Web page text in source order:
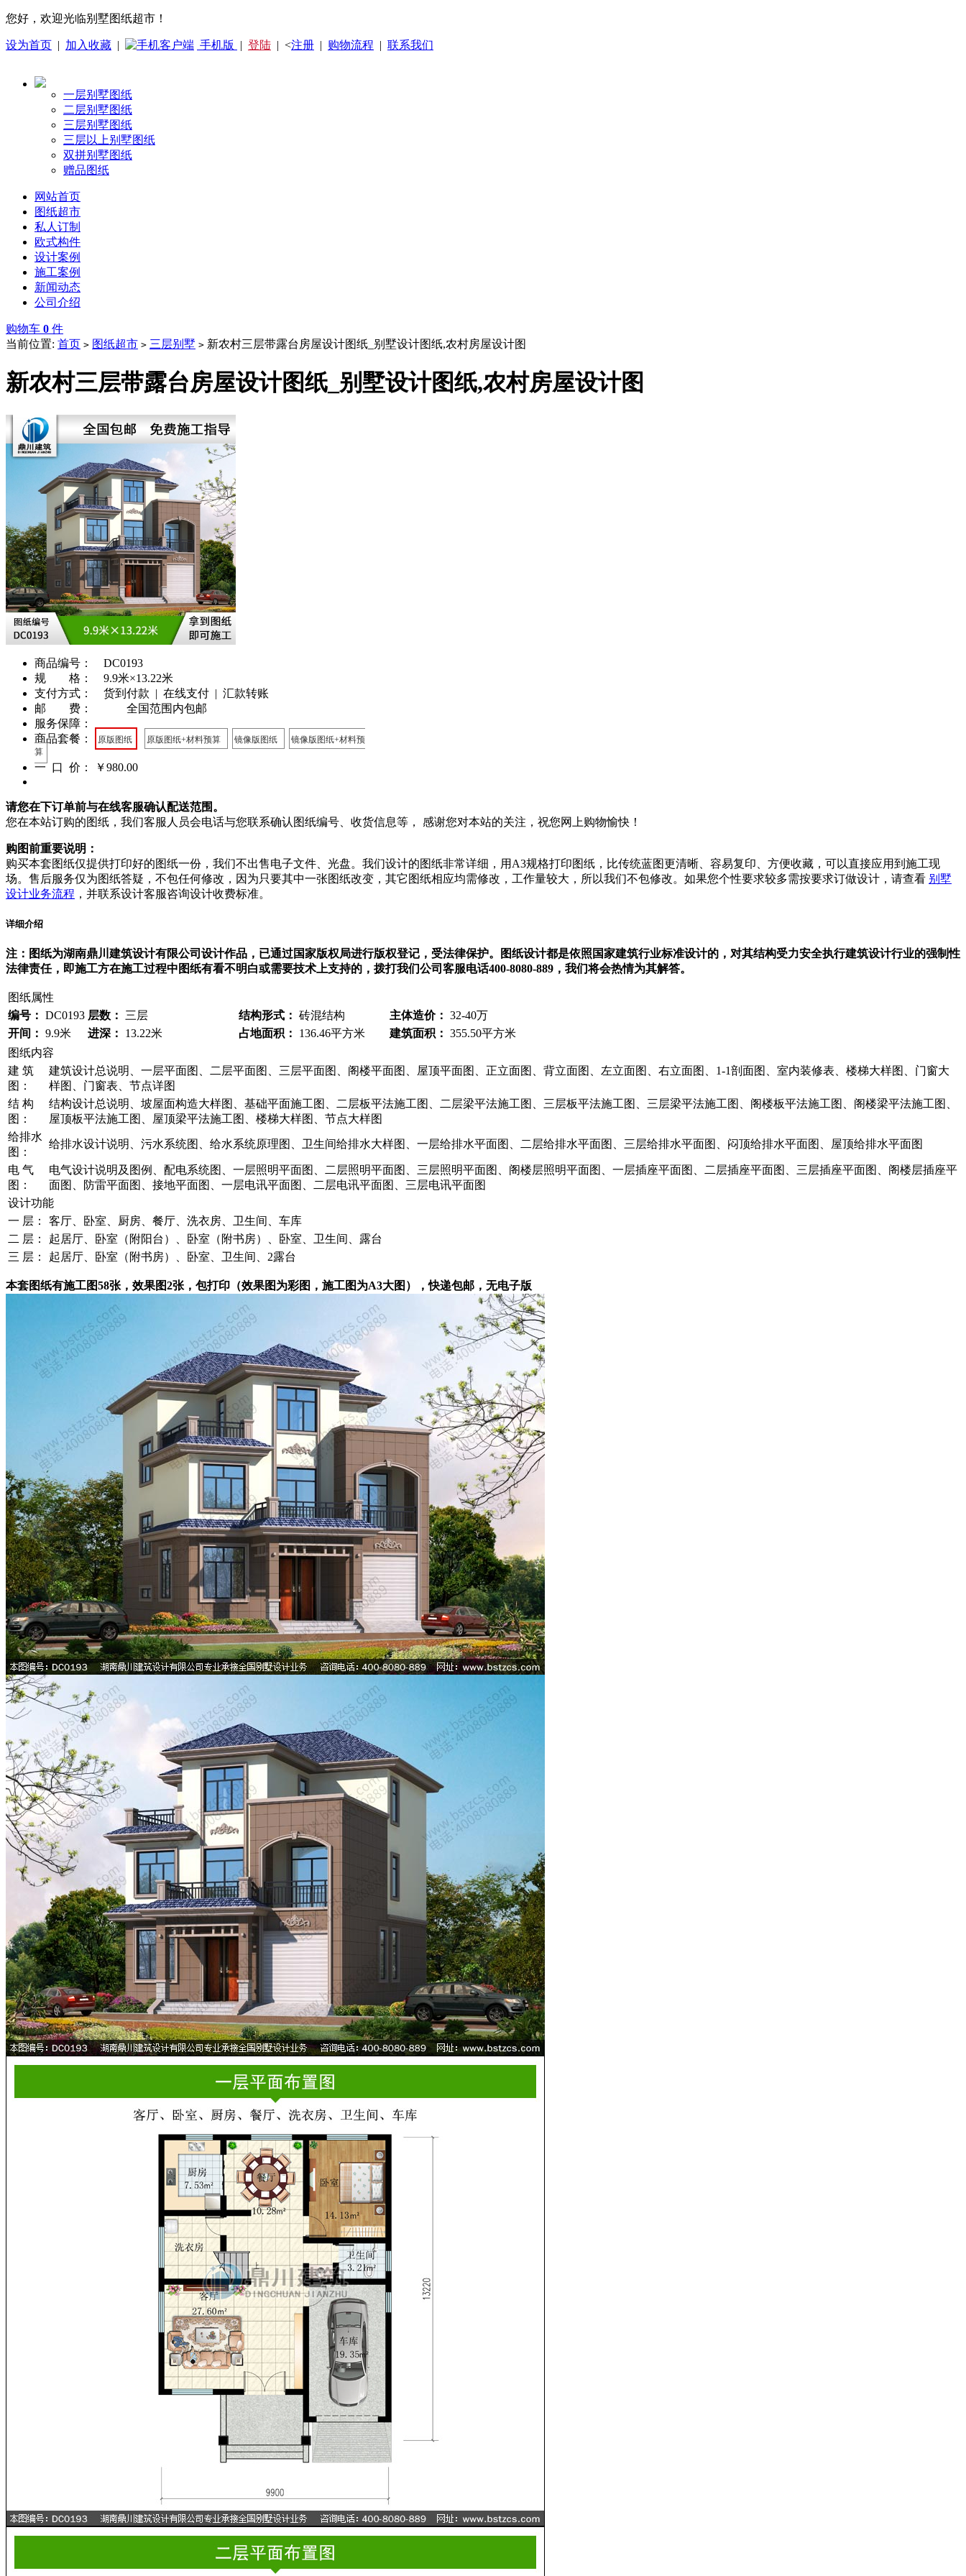
您好，欢迎光临别墅图纸超市！
设为首页 | 加入收藏 | 手机版 | 登陆 | <注册 | 购物流程 | 联系我们
一层别墅图纸
二层别墅图纸
三层别墅图纸
三层以上别墅图纸
双拼别墅图纸
赠品图纸
网站首页
图纸超市
私人订制
欧式构件
设计案例
施工案例
新闻动态
公司介绍
购物车 0 件
当前位置: 首页 > 图纸超市 > 三层别墅 > 新农村三层带露台房屋设计图纸_别墅设计图纸,农村房屋设计图
新农村三层带露台房屋设计图纸_别墅设计图纸,农村房屋设计图
商品编号： DC0193
规 格： 9.9米×13.22米
支付方式： 货到付款 | 在线支付 | 汇款转账
邮 费： 全国范围内包邮
服务保障：
商品套餐：
原版图纸 原版图纸+材料预算 镜像版图纸 镜像版图纸+材料预
算
一 口 价：
￥980.00
请您在下订单前与在线客服确认配送范围。
您在本站订购的图纸，我们客服人员会电话与您联系确认图纸编号、收货信息等， 感谢您对本站的关注，祝您网上购物愉快！
购图前重要说明：
购买本套图纸仅提供打印好的图纸一份，我们不出售电子文件、光盘。我们设计的图纸非常详细，用A3规格打印图纸，比传统蓝图更清晰、容易复印、方便收藏，可以直接应用到施工现
场。售后服务仅为图纸答疑，不包任何修改，因为只要其中一张图纸改变，其它图纸相应均需修改，工作量较大，所以我们不包修改。如果您个性要求较多需按要求订做设计，请查看 别墅
设计业务流程 ，并联系设计客服咨询设计收费标准。
详细介绍
注：图纸为湖南鼎川建筑设计有限公司设计作品，已通过国家版权局进行版权登记，受法律保护。图纸设计都是依照国家建筑行业标准设计的，对其结构受力安全执行建筑设计行业的强制性
法律责任，即施工方在施工过程中图纸有看不明白或需要技术上支持的，拨打我们公司客服电话400-8080-889，我们将会热情为其解答。
图纸属性
编号： DC0193 层数： 三层 结构形式： 砖混结构 主体造价： 32-40万
开间： 9.9米 进深： 13.22米 占地面积： 136.46平方米 建筑面积： 355.50平方米
图纸内容
建 筑
图：
建筑设计总说明、一层平面图、二层平面图、三层平面图、阁楼平面图、屋顶平面图、正立面图、背立面图、左立面图、右立面图、1-1剖面图、室内装修表、楼梯大样图、门窗大
样图、门窗表、节点详图
结 构
图：
结构设计总说明、坡屋面构造大样图、基础平面施工图、二层板平法施工图、二层梁平法施工图、三层板平法施工图、三层梁平法施工图、阁楼板平法施工图、阁楼梁平法施工图、
屋顶板平法施工图、屋顶梁平法施工图、楼梯大样图、节点大样图
给排水
图：
给排水设计说明、污水系统图、给水系统原理图、卫生间给排水大样图、一层给排水平面图、二层给排水平面图、三层给排水平面图、闷顶给排水平面图、屋顶给排水平面图
电 气
图：
电气设计说明及图例、配电系统图、一层照明平面图、二层照明平面图、三层照明平面图、阁楼层照明平面图、一层插座平面图、二层插座平面图、三层插座平面图、阁楼层插座平
面图、防雷平面图、接地平面图、一层电讯平面图、二层电讯平面图、三层电讯平面图
设计功能
一 层：
客厅、卧室、厨房、餐厅、洗衣房、卫生间、车库
二 层：
起居厅、卧室（附阳台）、卧室（附书房）、卧室、卫生间、露台
三 层：
起居厅、卧室（附书房）、卧室、卫生间、2露台
本套图纸有施工图58张，效果图2张，包打印（效果图为彩图，施工图为A3大图），快递包邮，无电子版